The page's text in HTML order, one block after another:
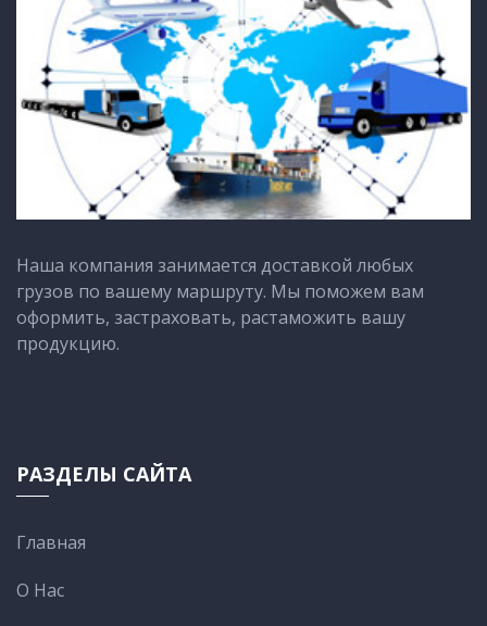
логистические схемы.
Автоперевозки Кызылорда –
Украина обеспечивают
своевременную доставку «от двери
до двери». Железнодорожные
перевозки Кызылорда – Украина
подходят для больших партий
различных грузов. Контейнерные
перевозки гарантируют
мультимодальной логистики, а
авиаперевозки Кызылорда –
Украина позволяют сократить
сроки и доставить груз
Наша компания занимается доставкой любых
грузов по вашему маршруту. Мы поможем вам
оформить, застраховать, растаможить вашу
продукцию.
РАЗДЕЛЫ САЙТА
Главная
О Нас